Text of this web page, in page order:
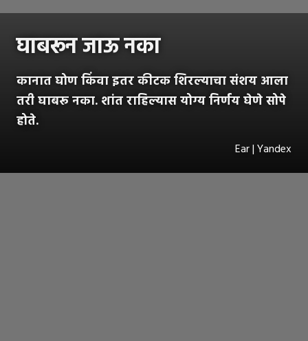
घाबरून जाऊ नका
कानात घोण किंवा इतर कीटक शिरल्याचा संशय आला
तरी घाबरू नका. शांत राहिल्यास योग्य निर्णय घेणे सोपे
होते.
Ear | Yandex